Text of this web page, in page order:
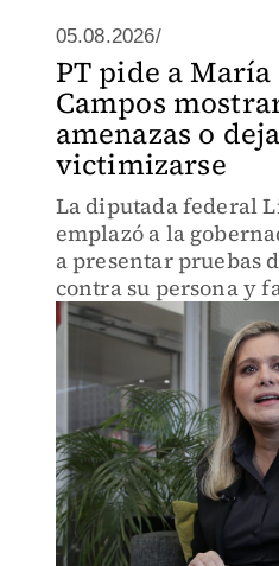
05.08.2026/
PT pide a
Campos
amenazas o
victimizarse
La diputada federal
emplazó a la
a presentar pruebas
contra su persona y